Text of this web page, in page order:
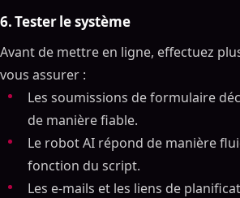
6. Tester le système
Avant de mettre en ligne, effectuez
vous assurer :
Les soumissions de formulaire
de manière fiable.
Le robot AI répond de manière
fonction du script.
Les e-mails et les liens de